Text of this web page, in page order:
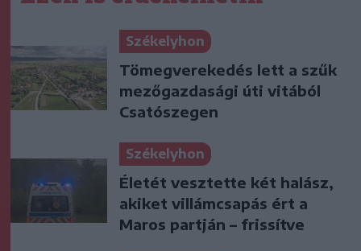
Székelyhon
Tömegverekedés lett a szűk
mezőgazdasági úti vitából
Csatószegen
Székelyhon
Életét vesztette két halász,
akiket villámcsapás ért a
Maros partján – frissítve